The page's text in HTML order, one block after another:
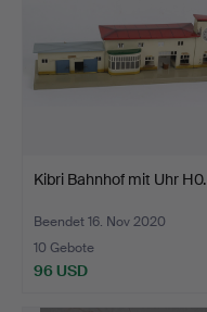
Kibri Bahnhof mit Uhr H0.
Beendet 16. Nov 2020
10 Gebote
96 USD